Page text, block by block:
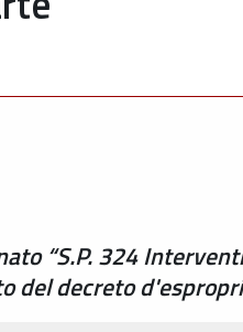
“S.P. 324
del decreto